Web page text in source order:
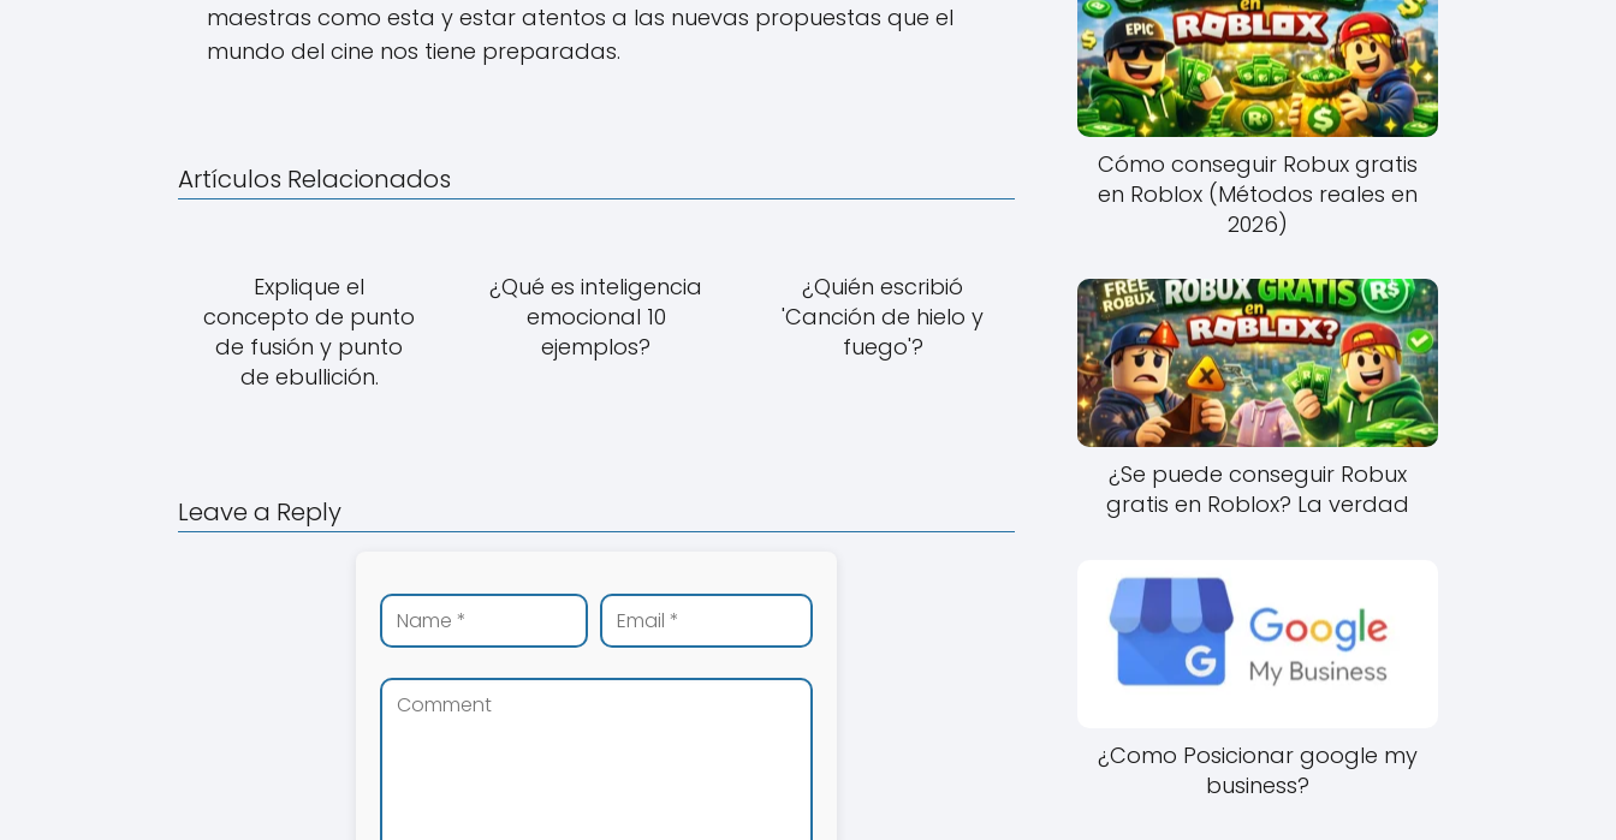
maestras como esta y estar atentos a las nuevas propuestas que el
mundo del cine nos tiene preparadas.
Artículos Relacionados
Explique el
concepto de punto
de fusión y punto
de ebullición.
¿Qué es inteligencia
emocional 10
ejemplos?
¿Quién escribió
'Canción de hielo y
fuego'?
Leave a Reply
Cómo conseguir Robux gratis
en Roblox (Métodos reales en
2026)
¿Se puede conseguir Robux
gratis en Roblox? La verdad
¿Como Posicionar google my
business?